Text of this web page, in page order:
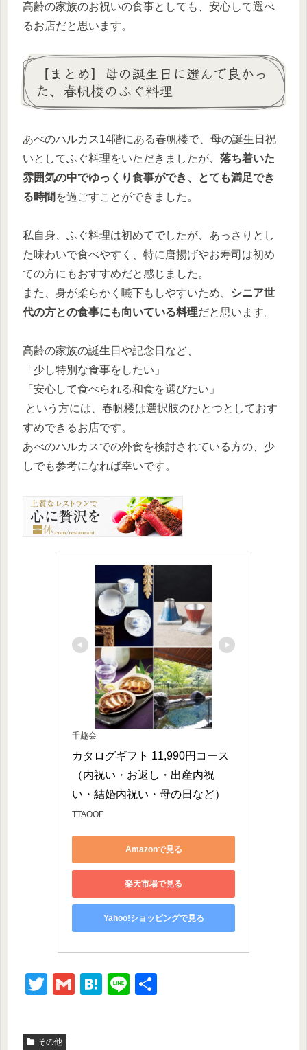
高齢の家族のお祝いの食事としても、安心して選べ
るお店だと思います。
【まとめ】母の誕生日に選んで良かっ
た、春帆楼のふぐ料理
あべのハルカス14階にある春帆楼で、母の誕生日祝
いとしてふぐ料理をいただきましたが、 落ち着いた
雰囲気の中でゆっくり食事ができ、とても満足でき
る時間 を過ごすことができました。
私自身、ふぐ料理は初めてでしたが、あっさりとし
た味わいで食べやすく、特に唐揚げやお寿司は初め
ての方にもおすすめだと感じました。
また、身が柔らかく嚥下もしやすいため、 シニア世
代の方との食事にも向いている料理だと思います。
高齢の家族の誕生日や記念日など、
「少し特別な食事をしたい」
「安心して食べられる和食を選びたい」
という方には、春帆楼は選択肢のひとつとしておす
すめできるお店です。
あべのハルカスでの外食を検討されている方の、少
しでも参考になれば幸いです。
千趣会
カタログギフト 11,990円コース
（内祝い・お返し・出産内祝
い・結婚内祝い・母の日など）
TTAOOF
Amazonで見る
楽天市場で見る
Yahoo!ショッピングで見る
T
tt
G
H
Li
その他